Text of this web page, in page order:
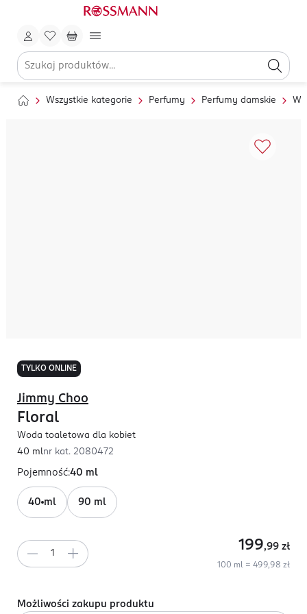
Wszystkie kategorie Perfumy Perfumy damskie
TYLKO ONLINE
Jimmy Choo
Floral
Woda toaletowa dla kobiet
40 mlnr kat. 2080472
Pojemność:40 ml
40 ml 90 ml
199,99 zł
100 ml = 499,98 zł
Możliwości zakupu produktu